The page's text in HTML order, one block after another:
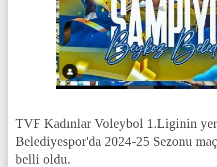
TVF Kadınlar Voleybol 1.Liginin
Belediyespor'da 2024-25 Sezonu
belli oldu.